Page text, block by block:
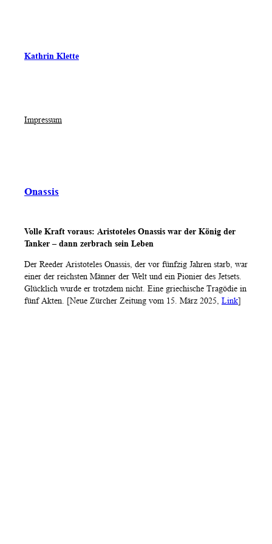
Kathrin Klette
Impressum
Onassis
Volle Kraft voraus: Aristoteles Onassis war der König der
Tanker – dann zerbrach sein Leben
Der Reeder Aristoteles Onassis, der vor fünfzig Jahren starb, war
einer der reichsten Männer der Welt und ein Pionier des Jetsets.
Glücklich wurde er trotzdem nicht. Eine griechische Tragödie in
fünf Akten. [Neue Zürcher Zeitung vom 15. März 2025, Link]